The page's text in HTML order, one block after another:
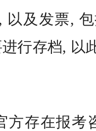
以及发票,
行存档, 以
方存在报考